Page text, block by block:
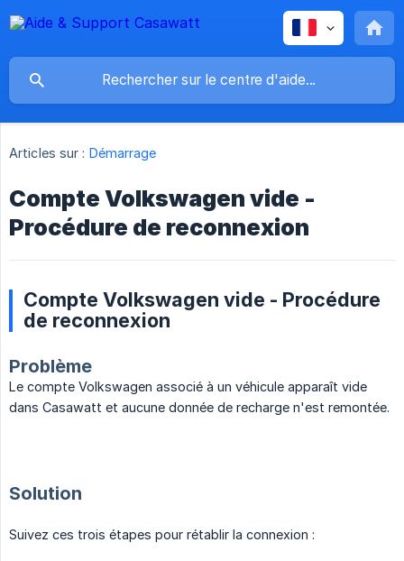
Articles sur : Démarrage
Compte Volkswagen vide -
Procédure de reconnexion
Compte Volkswagen vide - Procédure
de reconnexion
Problème
Le compte Volkswagen associé à un véhicule apparaît vide
dans Casawatt et aucune donnée de recharge n'est remontée.
Solution
Suivez ces trois étapes pour rétablir la connexion :